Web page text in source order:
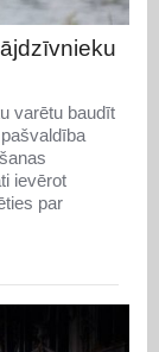
varētu baudīt
ievērot
par